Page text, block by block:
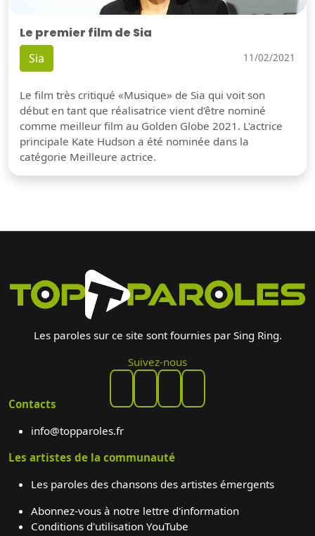
Le premier film de Sia
Sia 11/02/2021
Le film très critiqué «Musique» de Sia qui voit son
début en tant que réalisatrice vient d'être nominé
comme meilleur film au Golden Globe 2021. L'actrice
principale Kate Hudson a été nominée dans la
catégorie Meilleure actrice.
Les paroles sur ce site sont fournies par Sing Ring.
Suivez-nous
Contacts
info@topparoles.fr
Les artistes de la communauté
Les paroles des chansons des artistes émergents
Abonnez-vous à notre lettre d'information
Conditions d'utilisation YouTube